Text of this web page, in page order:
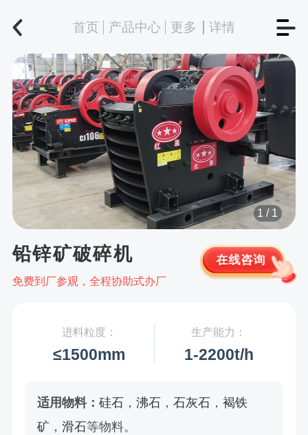
首页 产品中心 更多 详情
1 / 1
铅锌矿破碎机
免费到厂参观，全程协助式办厂
在线咨询
进料粒度：
≤1500mm
生产能力：
1-2200t/h
适用物料： 硅石 ， 沸石 ， 石灰石 ， 褐铁
矿， 滑石等物料。